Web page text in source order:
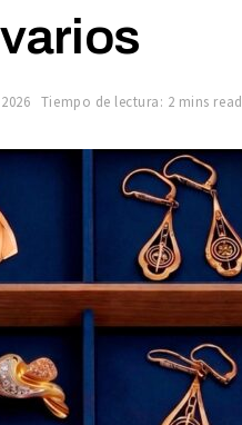
varios
Tiempo de lectura: 2 mins read